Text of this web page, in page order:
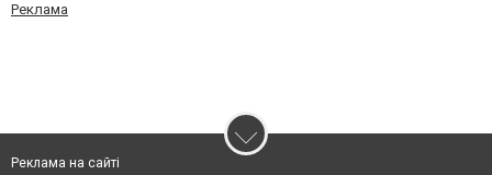
Реклама
Реклама на сайті